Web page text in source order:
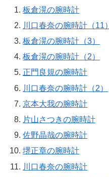
板倉滉の腕時計
川口春奈の腕時計（11）
板倉滉の腕時計（3）
板倉滉の腕時計（2）
正門良規の腕時計
川口春奈の腕時計（2）
京本大我の腕時計
片山さつきの腕時計
佐野晶哉の腕時計
堺正章の腕時計
川口春奈の腕時計